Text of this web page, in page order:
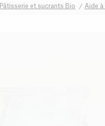
Pâtisserie et sucrants Bio Aide